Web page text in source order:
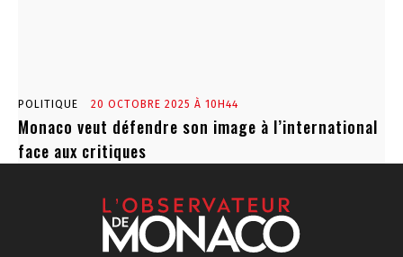
POLITIQUE 20 OCTOBRE 2025 À 10H44
Monaco veut défendre son image à l’international
face aux critiques